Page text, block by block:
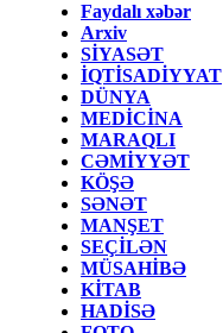
Faydalı xəbər
Arxiv
SİYASƏT
İQTİSADİYYAT
DÜNYA
MEDİCİNA
MARAQLI
CƏMİYYƏT
KÖŞƏ
SƏNƏT
MANŞET
SEÇİLƏN
MÜSAHİBƏ
KİTAB
HADİSƏ